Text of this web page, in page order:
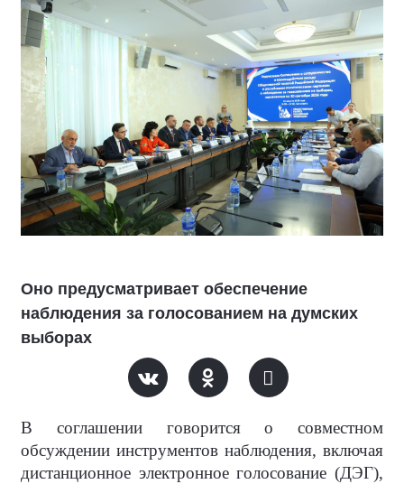
Оно предусматривает обеспечение
наблюдения за голосованием на думских
выборах
В соглашении говорится о совместном
обсуждении инструментов наблюдения, включая
дистанционное электронное голосование (ДЭГ),